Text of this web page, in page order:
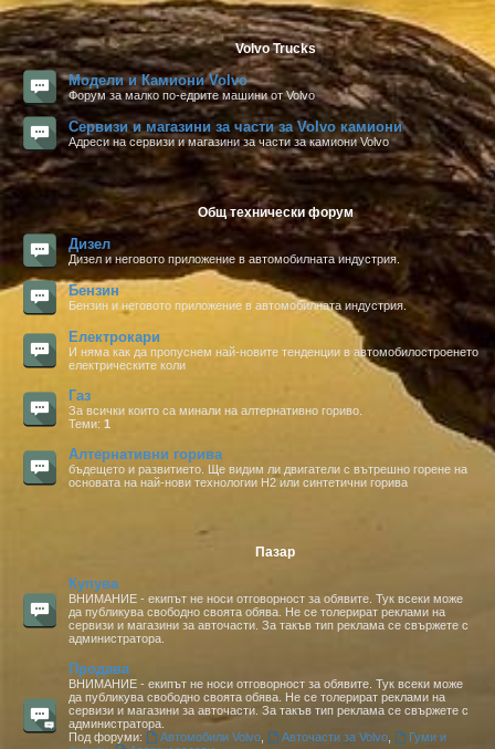
Volvo Trucks
Модели и Камиони Volvo
Форум за малко по-едрите машини от Volvo
Сервизи и магазини за части за Volvo камиони
Адреси на сервизи и магазини за части за камиони Volvo
Общ технически форум
Дизел
Дизел и неговото приложение в автомобилната индустрия.
Бензин
Бензин и неговото приложение в автомобилната индустрия.
Електрокари
И няма как да пропуснем най-новите тенденции в автомобилостроенето
електрическите коли
Газ
За всички които са минали на алтернативно гориво.
Теми: 1
Алтернативни горива
бъдещето и развитието. Ще видим ли двигатели с вътрешно горене на
основата на най-нови технологии H2 или синтетични горива
Пазар
Купува
ВНИМАНИЕ - екипът не носи отговорност за обявите. Тук всеки може
да публикува свободно своята обява. Не се толерират реклами на
сервизи и магазини за авточасти. За такъв тип реклама се свържете с
администратора.
Продава
ВНИМАНИЕ - екипът не носи отговорност за обявите. Тук всеки може
да публикува свободно своята обява. Не се толерират реклами на
сервизи и магазини за авточасти. За такъв тип реклама се свържете с
администратора.
Под форуми:
Автомобили Volvo, Авточасти за Volvo,
Гуми и